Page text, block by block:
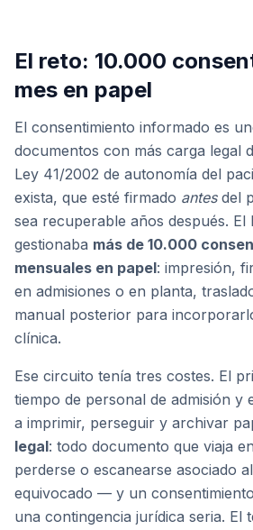
El reto: 10.000
mes en papel
El consentimiento informado es
documentos con más carga legal
Ley 41/2002 de autonomía del
exista, que esté firmado antesdel
sea recuperable años después. El
gestionaba más de 10.000
mensuales en papel: impresión,
en admisiones o en planta,
manual posterior para
clínica.
Ese circuito tenía tres costes. El
tiempo de personal de admisión y
a imprimir, perseguir y archivar
legal: todo documento que viaja
perderse o escanearse asociado
equivocado — y un
una contingencia jurídica seria. El